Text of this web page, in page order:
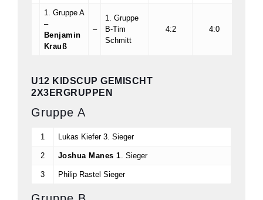
1. Gruppe A
–
Benjamin
Krauß
–
1. Gruppe
B-Tim
Schmitt
4:2 4:0
U12 KIDSCUP GEMISCHT
2X3ERGRUPPEN
Gruppe A
1 Lukas Kiefer 3. Sieger
2 Joshua Manes 1. Sieger
3 Philip Rastel Sieger